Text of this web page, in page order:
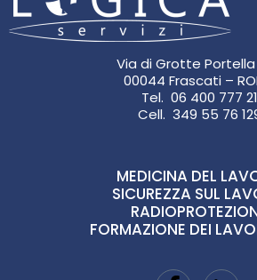
Via di Grotte
00044 Frascati –
Tel. 06 400 777 21
Cell. 349 55 76
MEDICINA DEL
SICUREZZA SUL
FORMAZIONE DEI